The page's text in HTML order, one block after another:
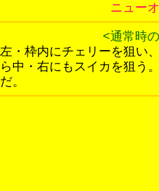
ニュー
<通常時
左・枠内にチェリーを狙い
ら中・右にもスイカを狙う
だ。